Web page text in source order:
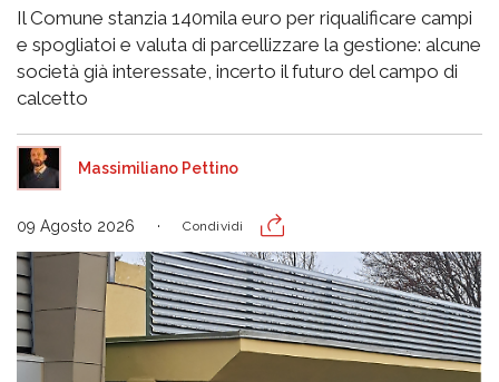
Il Comune stanzia 140mila euro per riqualificare campi
e spogliatoi e valuta di parcellizzare la gestione: alcune
società già interessate, incerto il futuro del campo di
calcetto
Massimiliano Pettino
09 Agosto 2026 Condividi